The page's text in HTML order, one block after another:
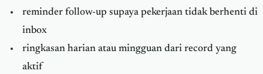
reminder follow-up supaya pekerjaan tidak berhenti di
inbox
ringkasan harian atau mingguan dari record yang
aktif